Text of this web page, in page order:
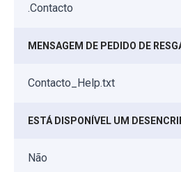
.Contacto
MENSAGEM DE PEDIDO DE
Contacto_Help.txt
ESTÁ DISPONÍVEL UM
Não